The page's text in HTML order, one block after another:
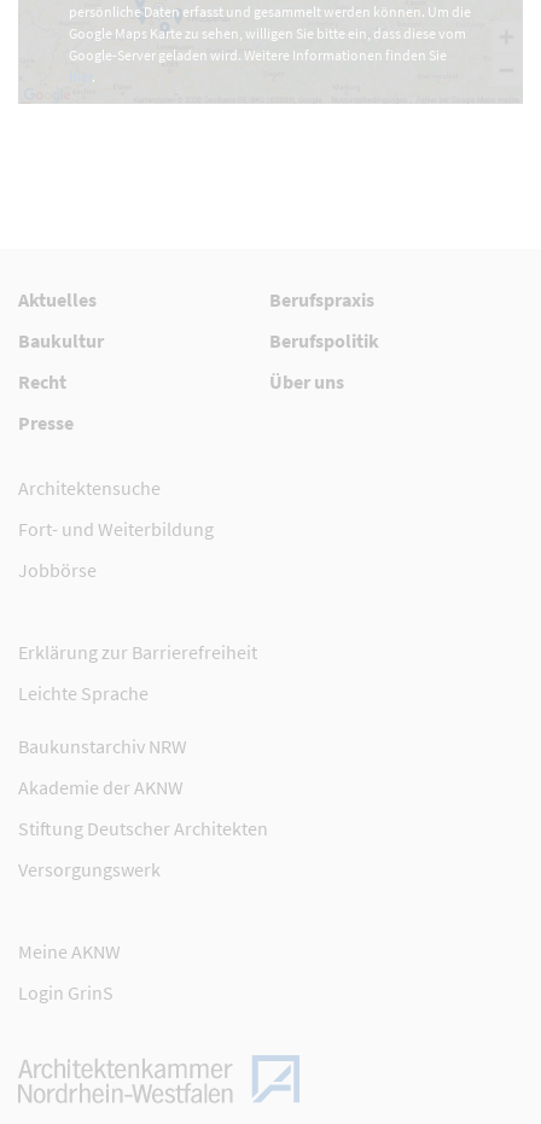
persönliche Daten erfasst und gesammelt werden können. Um die
Google Maps Karte zu sehen, willigen Sie bitte ein, dass diese vom
Google-Server geladen wird. Weitere Informationen finden Sie
.
Aktuelles
Berufspraxis
Baukultur
Berufspolitik
Recht
Über uns
Presse
Architektensuche
Fort- und Weiterbildung
Jobbörse
Erklärung zur Barrierefreiheit
Leichte Sprache
Baukunstarchiv NRW
Akademie der AKNW
Stiftung Deutscher Architekten
Versorgungswerk
Meine AKNW
Login GrinS